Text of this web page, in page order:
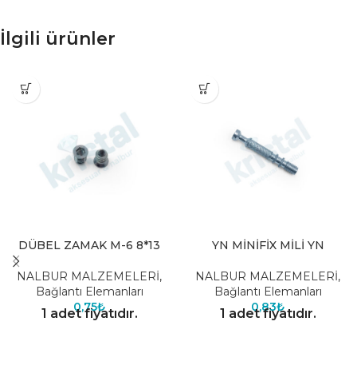
İlgili ürünler
DÜBEL ZAMAK M-6 8*13
NALBUR MALZEMELERİ,
Bağlantı Elemanları
0,75₺
1 adet fiyatıdır.
YN MİNİFİX MİLİ YN
NALBUR MALZEMELERİ,
Bağlantı Elemanları
0,83₺
1 adet fiyatıdır.